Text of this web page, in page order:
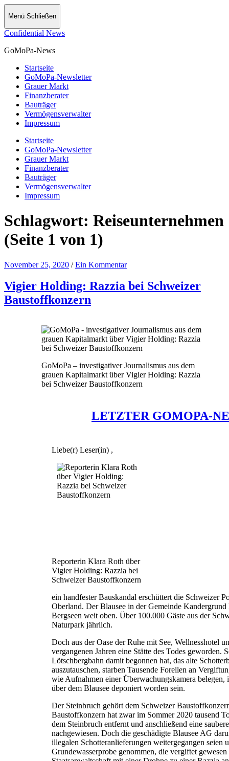
Menü Schließen
Confidential News
GoMoPa-News
Startseite
GoMoPa-Newsletter
Grauer Markt
Finanzberater
Bauträger
Vermögensverwalter
Impressum
Startseite
GoMoPa-Newsletter
Grauer Markt
Finanzberater
Bauträger
Vermögensverwalter
Impressum
Schlagwort: Reiseunternehmen
(Seite 1 von 1)
November 25, 2020 / Ein Kommentar
Vigier Holding: Razzia bei Schweizer
Baustoffkonzern
GoMoPa – investigativer Journalismus aus dem
grauen Kapitalmarkt über Vigier Holding: Razzia
bei Schweizer Baustoffkonzern
LETZTER GOMOPA-
Liebe(r) Leser(in) ,
Reporterin Klara Roth über
Vigier Holding: Razzia bei
Schweizer Baustoffkonzern
ein handfester Bauskandal erschüttert die Schweizer
Oberland. Der Blausee in der Gemeinde
Bergseen weit oben. Über 100.000 Gäste aus der
Naturpark jährlich.
Doch aus der Oase der Ruhe mit See, Wellnesshotel
vergangenen Jahren eine Stätte des Todes
Lötschbergbahn damit begonnen hat, das alte
auszutauschen, starben Tausende Forellen an
wie Aufnahmen einer Überwachungskamera belegen,
über dem Blausee deponiert worden sein.
Der Steinbruch gehört dem Schweizer
Baustoffkonzern hat zwar im Sommer 2020 tausend
dem Steinbruch entfernt und anschließend eine
nachgewiesen. Doch die geschädigte Blausee AG
illegalen Schotteranlieferungen weitergegangen seien
Grundewasserprobe genommen, die vergiftet